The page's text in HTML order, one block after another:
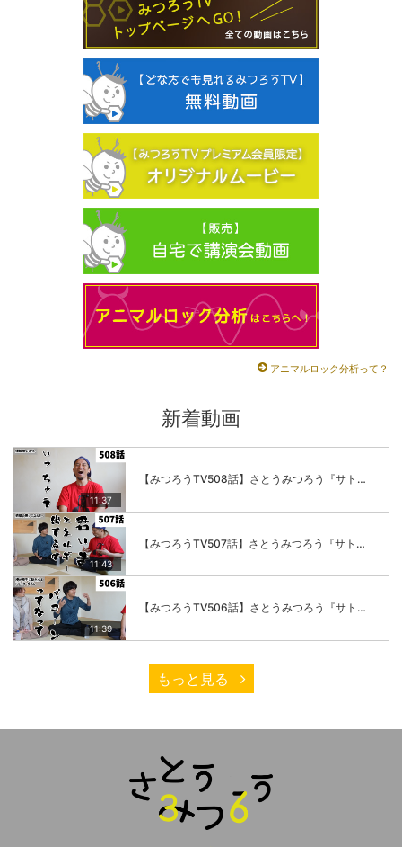
アニマルロック分析って？
新着動画
11:37
【みつろうTV508話】さとうみつろう『サトレル男塾』編④「“毎日”が変わります。楽しく」
11:43
【みつろうTV507話】さとうみつろう『サトレル男塾』編③「快楽は“自分のカラダの内側”にしかない」
11:39
【みつろうTV506話】さとうみつろう『サトレル男塾』編②「不思議な棒をお尻に…」
もっと見る